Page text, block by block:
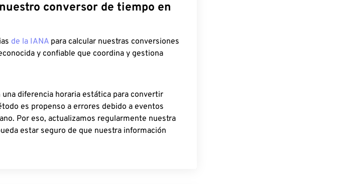
conversor de tiempo en
de la IANA para calcular nuestras conversiones
y confiable que coordina y gestiona
diferencia horaria estática para convertir
es propenso a errores debido a eventos
Por eso, actualizamos regularmente nuestra
estar seguro de que nuestra información